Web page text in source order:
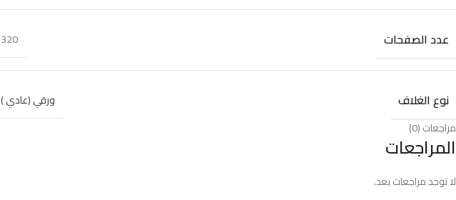
عدد الصفحات 320
نوع الغلاف
ورقي (عادي )
مراجعات (0)
المراجعات
لا توجد مراجعات بعد.